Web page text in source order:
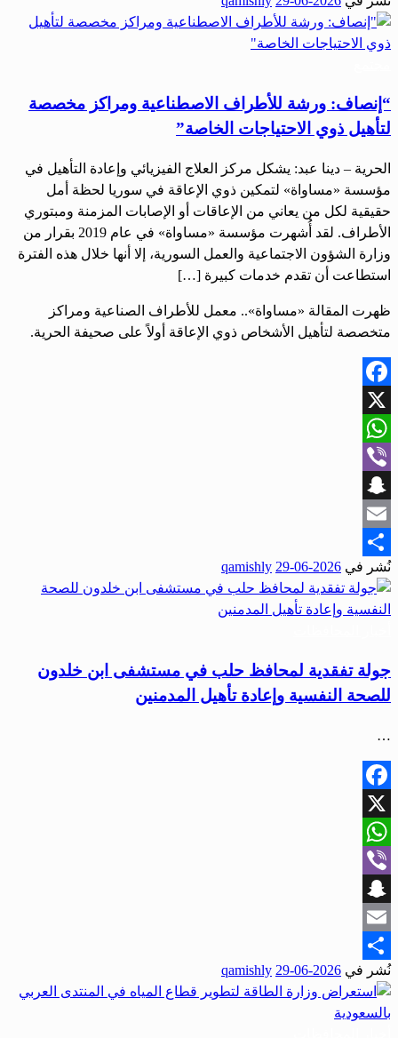
Share
“إنصاف: ورشة للأطراف الاصطناعية ومراكز مخصصة
لتأهيل ذوي الاحتياجات الخاصة”
الحرية – دينا عبد: يشكل مركز العلاج الفيزيائي وإعادة التأهيل في
مؤسسة «مساواة» لتمكين ذوي الإعاقة في سوريا لحظة أمل
حقيقية لكل من يعاني من الإعاقات أو الإصابات المزمنة ومبتوري
الأطراف. لقد أُشهرت مؤسسة «مساواة» في عام 2019 بقرار من
وزارة الشؤون الاجتماعية والعمل السورية، إلا أنها خلال هذه الفترة
استطاعت أن تقدم خدمات كبيرة […]
ظهرت المقالة «مساواة».. معمل للأطراف الصناعية ومراكز
متخصصة لتأهيل الأشخاص ذوي الإعاقة أولاً على صحيفة الحرية.
Facebook
X
WhatsApp
Viber
Snapchat
Email
Share
نُشر في 2026-06-29
qamishly
جولة تفقدية لمحافظ حلب في مستشفى ابن خلدون
للصحة النفسية وإعادة تأهيل المدمنين
…
Facebook
X
WhatsApp
Viber
Snapchat
Email
Share
نُشر في 2026-06-29
qamishly